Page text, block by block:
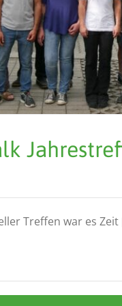
Treffen war es Zeit